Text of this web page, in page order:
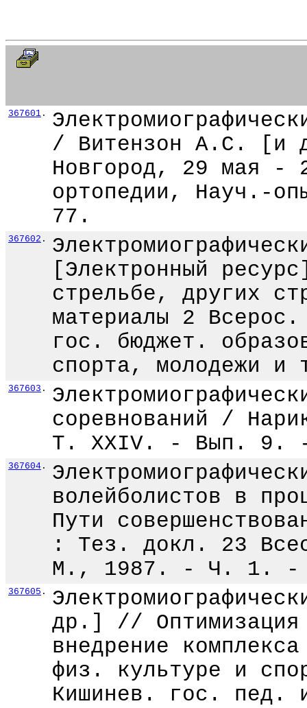
367601 .
/ Витензон А.С. [и
Новгород, 29 мая -
ортопедии, Науч.-
77.
367602 .
[Электронный
стрельбе, других
материалы 2
гос. бюджет.
спорта, молодежи
367603 .
соревнований /
Т. XXIV. - Вып. 9.
367604 .
волейболистов в
Пути
: Тез. докл. 23
М., 1987. - Ч. 1. -
367605 .
др.] // Оптимизация
внедрение
физ. культуре и
Кишинев. гос.